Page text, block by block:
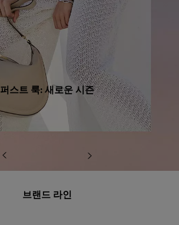
퍼스트 룩: 새로운 시즌
브랜드 라인